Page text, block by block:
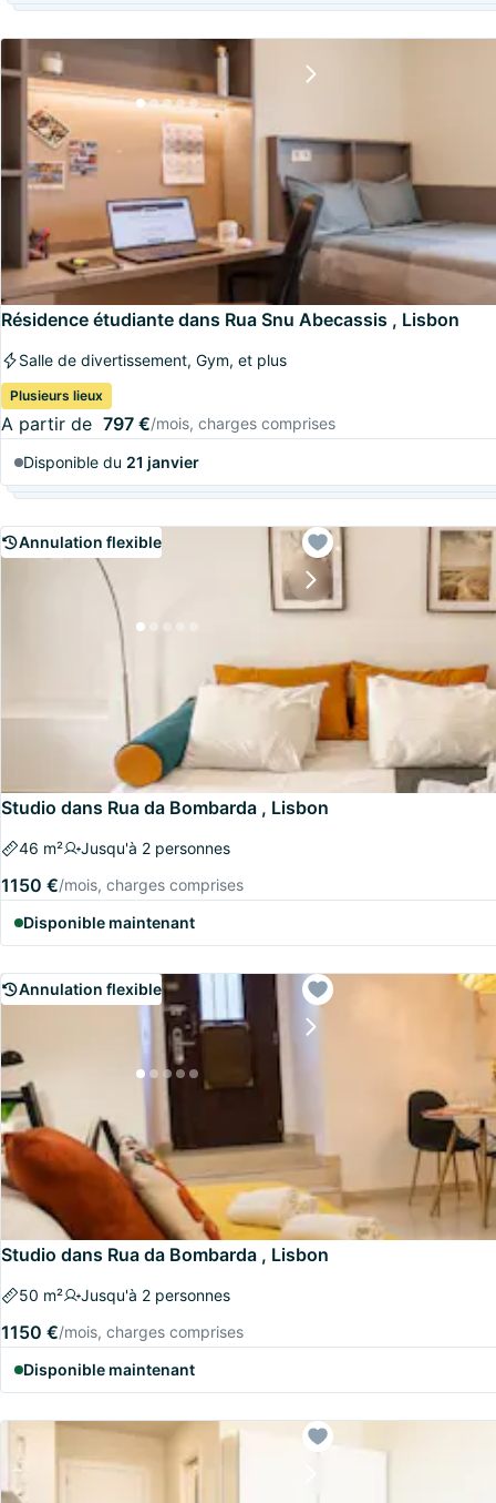
Résidence étudiante dans Rua Snu Abecassis , Lisbon
Salle de divertissement, Gym, et plus
Plusieurs lieux
A partir de 797 €/mois, charges comprises
Disponible du 21 janvier
Annulation flexible
Studio dans Rua da Bombarda , Lisbon
46 m² Jusqu'à 2 personnes
1150 €/mois, charges comprises
Disponible maintenant
Annulation flexible
Studio dans Rua da Bombarda , Lisbon
50 m² Jusqu'à 2 personnes
1150 €/mois, charges comprises
Disponible maintenant